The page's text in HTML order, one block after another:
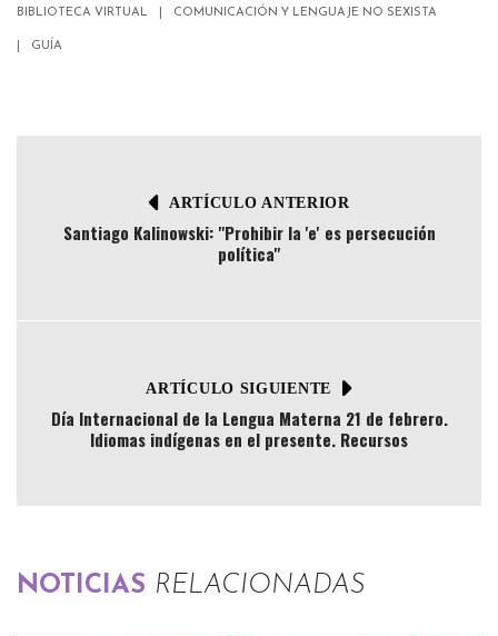
BIBLIOTECA VIRTUAL COMUNICACIÓN Y LENGUAJE NO SEXISTA
GUÍA
ARTÍCULO ANTERIOR
Santiago Kalinowski: "Prohibir la 'e' es persecución
política"
ARTÍCULO SIGUIENTE
Día Internacional de la Lengua Materna 21 de febrero.
Idiomas indígenas en el presente. Recursos
NOTICIAS RELACIONADAS